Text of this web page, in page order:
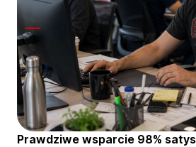
Prawdziwe wsparcie 98%